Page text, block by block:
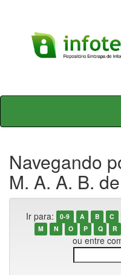
Skip
Navegando
M. A. A. B. de
Ir para: 0-9 A B C
M
N O P Q R
ou entre